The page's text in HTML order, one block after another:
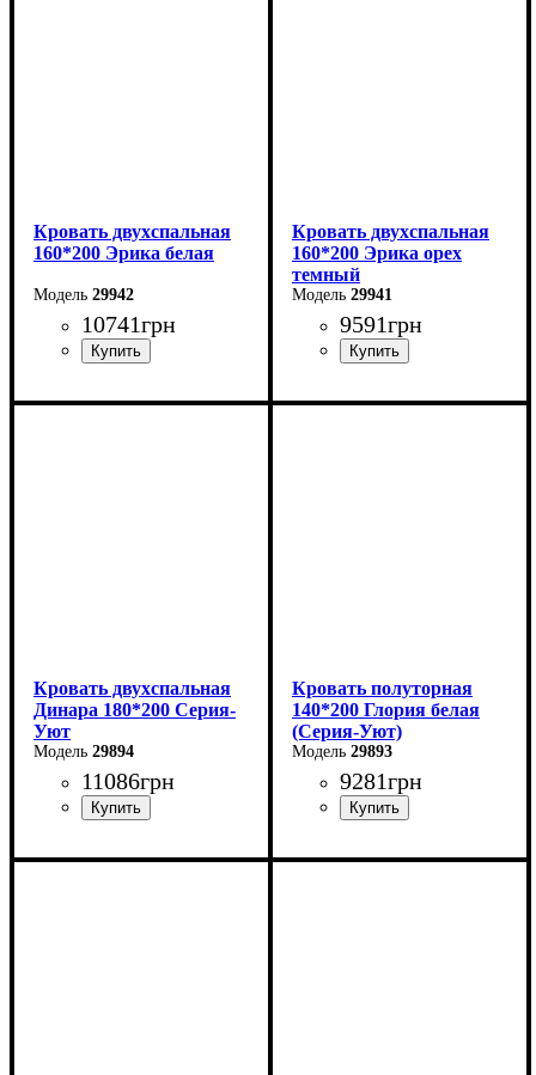
Кровать двухспальная
160*200 Эрика белая
29942
10741грн
Ширина: 160 см
Кровать двухспальная
160*200 Эрика орех
темный
29941
9591грн
Ширина: 160 см
Кровать двухспальная
Динара 180*200 Серия-
Уют
29894
11086грн
Ширина: 180 см
Кровать полуторная
140*200 Глория белая
(Серия-Уют)
29893
9281грн
Ширина: 140 см